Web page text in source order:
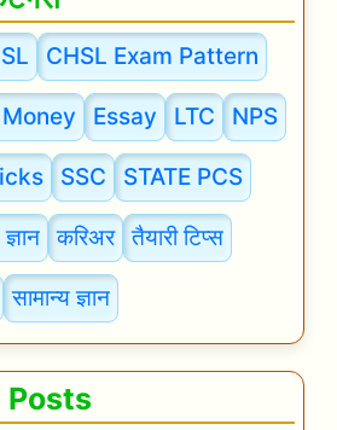
CHSL Exam Pattern
Essay LTC NPS
SSC STATE PCS
करिअर तैयारी टिप्स
सामान्य ज्ञान
Posts